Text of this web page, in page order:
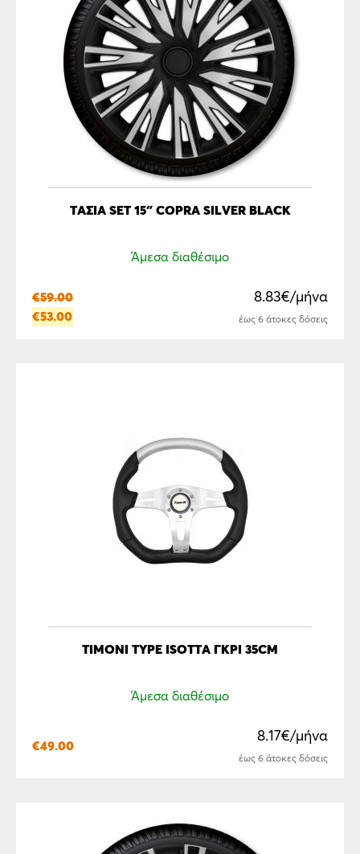
ΤΆΣΙΑ SET 15″ COPRA SILVER BLACK
Άμεσα διαθέσιμο
€59.00
€53.00
8.83€/μήνα
έως 6 άτοκες δόσεις
ΤΙΜΌΝΙ TYPE ISOTTA ΓΚΡΊ 35CM
Άμεσα διαθέσιμο
€49.00
8.17€/μήνα
έως 6 άτοκες δόσεις